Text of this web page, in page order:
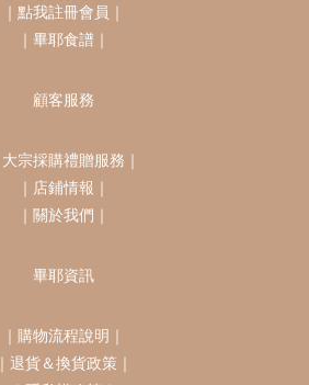
｜ 點我註冊會員 ｜
｜ 畢耶食譜 ｜
顧客服務
大宗採購禮贈服務 ｜
｜ 店鋪情報 ｜
｜ 關於我們 ｜
畢耶資訊
｜ 購物流程說明 ｜
｜ 退貨＆換貨政策 ｜